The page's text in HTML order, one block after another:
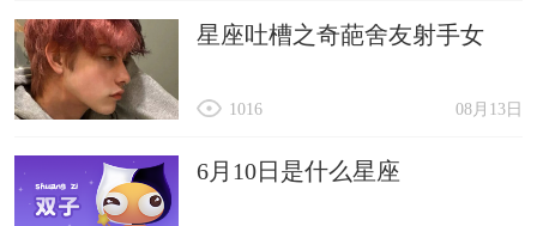
星座吐槽之奇葩舍友射手女
08月13日
1016
6月10日是什么星座